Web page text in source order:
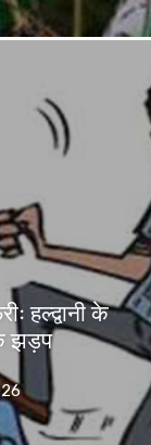
हल्द्वानी के
झड़प